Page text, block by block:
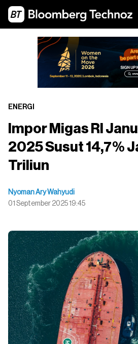
ENERGI
Impor Migas RI
2025 Susut 14,7%
Triliun
Nyoman Ary Wahyudi
01 September 2025 19:45